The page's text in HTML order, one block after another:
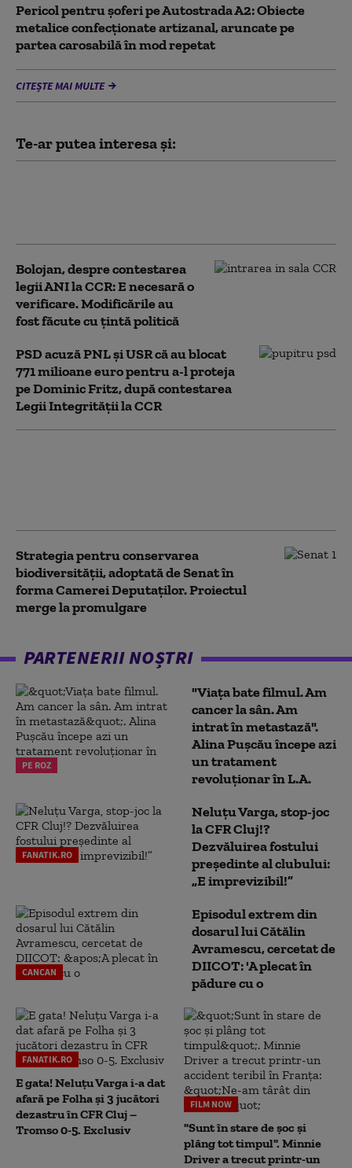
Pericol pentru şoferi pe Autostrada A2: Obiecte
metalice confecţionate artizanal, aruncate pe
partea carosabilă în mod repetat
CITEȘTE MAI MULTE
Te-ar putea interesa și:
Bolojan, despre contestarea
legii ANI la CCR: E necesară o
verificare. Modificările au
fost făcute cu țintă politică
PSD acuză PNL şi USR că au blocat
771 milioane euro pentru a-l proteja
pe Dominic Fritz, după contestarea
Legii Integrității la CCR
Strategia pentru conservarea
biodiversității, adoptată de Senat în
forma Camerei Deputaților. Proiectul
merge la promulgare
PARTENERII NOȘTRI
PE ROZ
"Viața bate filmul. Am
cancer la sân. Am
intrat în metastază".
Alina Pușcău începe azi
un tratament
revoluționar în L.A.
FANATIK.RO
Neluțu Varga, stop-joc
la CFR Cluj!?
Dezvăluirea fostului
președinte al clubului:
„E imprevizibil!”
CANCAN
Episodul extrem din
dosarul lui Cătălin
Avramescu, cercetat de
DIICOT: 'A plecat în
pădure cu o
FANATIK.RO
E gata! Neluțu Varga i-a dat
afară pe Folha și 3 jucători
dezastru în CFR Cluj –
Tromso 0-5. Exclusiv
FILM NOW
"Sunt în stare de șoc și
plâng tot timpul". Minnie
Driver a trecut printr-un